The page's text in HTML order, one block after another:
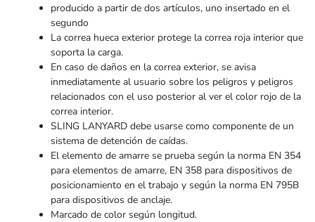
producido a partir de dos artículos, uno insertado en el
segundo
La correa hueca exterior protege la correa roja interior que
soporta la carga.
En caso de daños en la correa exterior, se avisa
inmediatamente al usuario sobre los peligros y peligros
relacionados con el uso posterior al ver el color rojo de la
correa interior.
SLING LANYARD debe usarse como componente de un
sistema de detención de caídas.
El elemento de amarre se prueba según la norma EN 354
para elementos de amarre, EN 358 para dispositivos de
posicionamiento en el trabajo y según la norma EN 795B
para dispositivos de anclaje.
Marcado de color según longitud.